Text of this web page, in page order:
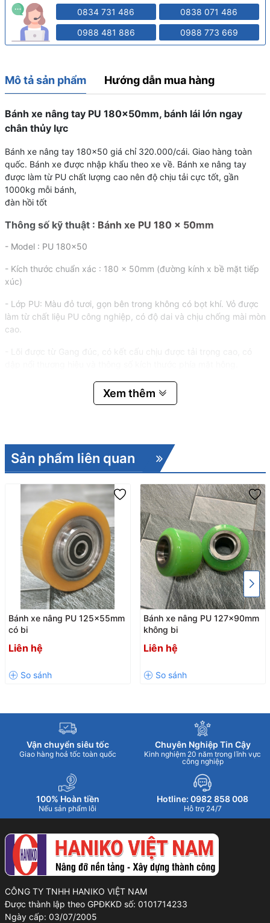
0834 731 486 0838 071 486
0988 481 886 0988 773 669
Mô tả sản phẩm Hướng dẫn mua hàng
Bánh xe nâng tay PU 180x50mm, bánh lái lớn ngay
chân thủy lực
Bánh xe nâng tay 180x50 giá chỉ 320.000/cái. Giao hàng toàn
quốc. Bánh xe được nhập khẩu theo xe về. Bánh xe nâng tay
được làm từ PU chất lượng cao nên độ chịu tải cực tốt, gần
1000kg mỗi bánh,
đàn hồi tốt
Thông số kỹ thuật : Bánh xe PU 180 x 50mm
- Model : PU 180x50
- Kích thước chuẩn xác : 180 x 50mm (đường kính x bề mặt tiếp
xúc)
- Lớp PU: Màu đỏ tươi, gọn bên trong không có bọt khí. Vỏ được
làm từ chất liệu PU công nghiệp, có độ dai và chịu chống mài mòn
cao.
- Lõi được từ Gang đúc, có kết cấu chịu được tải trọng cao, có
- Sử dụng 2 vòng bi, đường kính lỗ bạc đạn 47mm, sử dụng bạc
tay 180x50mm.
Vị trí lắpbánh xe PU 180 x 50mm
cho xe nâng tay thấp là ngay
Bánh xe nâng tayđược làm từ PU chất lượng cao nên độ chịu tải
cực tốt, gần 1000kg mỗi bánh, đàn hồi tốt, giữ khung xe ổn định
không phát ra tiếng ồn khó chịu khi kéo đẩy hàng, độ mài mòn
thấp,
tuổi thọ cao nhưng chi phí bảo dưỡng lại rất thấp.. Phù hợp với
nhiều loại nền công nghiệp không gây xước hay bong tróc nền.
Nên ngoài ứng dụng lắp cho xe nâng thấp,bánh xe PU 180 x
50mmcòn được lắp cho các dòng xe nâng tay, xe nâng tay điện,
hay con lăn, và một số ứng dung khác trong công nghiệp.
Xem thêm
Sản phẩm liên quan
Bánh xe nâng PU 125x55mm
có bi
Liên hệ
Bánh xe nâng PU 127x90mm
không bi
Liên hệ
Vận chuyển siêu tốc
Giao hàng hoả tốc toàn quốc
Chuyên Nghiệp Tin Cậy
Kinh nghiệm 20 năm trong lĩnh vực
công nghiệp
100% Hoàn tiền
Nếu sản phẩm lỗi
Hotline: 0982 858 008
Hỗ trợ 24/7
CÔNG TY TNHH HANIKO VIỆT NAM
Được thành lập theo GPĐKKD số: 0101714233
Ngày cấp: 03/07/2005